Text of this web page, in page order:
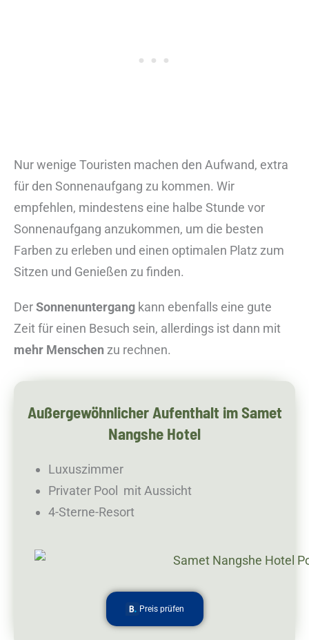
Nur wenige Touristen machen den Aufwand, extra
für den Sonnenaufgang zu kommen. Wir
empfehlen, mindestens eine halbe Stunde vor
Sonnenaufgang anzukommen, um die besten
Farben zu erleben und einen optimalen Platz zum
Sitzen und Genießen zu finden.
DerSonnenuntergang kann ebenfalls eine gute
Zeit für einen Besuch sein, allerdings ist dann mit
mehr Menschen zu rechnen.
Außergewöhnlicher Aufenthalt im Samet
Nangshe Hotel
Luxuszimmer
Privater Pool mit Aussicht
4-Sterne-Resort
Preis prüfen